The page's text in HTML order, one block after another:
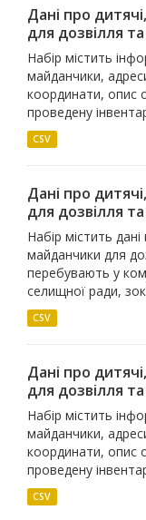
Дані про
для дозвілля
Набір містить
майданчики,
координати, опис
проведену
CSV
Дані про
для дозвілля
Набір містить
майданчики для
перебувають у
селищної ради,
CSV
Дані про
для дозвілля
Набір містить
майданчики,
координати, опис
проведену
CSV